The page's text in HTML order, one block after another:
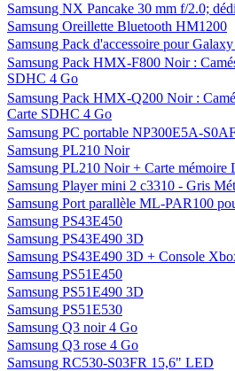
Samsung NX Pancake 30 mm f/2.0;
Samsung Oreillette Bluetooth HM1200
Samsung Pack d'accessoire pour
Samsung Pack HMX-F800 Noir :
SDHC 4 Go
Samsung Pack HMX-Q200 Noir :
Carte SDHC 4 Go
Samsung PC portable NP300E5A-
Samsung PL210 Noir
Samsung PL210 Noir + Carte
Samsung Player mini 2 c3310 - Gris
Samsung Port parallèle ML-PAR100
Samsung PS43E450
Samsung PS43E490 3D
Samsung PS43E490 3D + Console
Samsung PS51E450
Samsung PS51E490 3D
Samsung PS51E530
Samsung Q3 noir 4 Go
Samsung Q3 rose 4 Go
Samsung RC530-S03FR 15,6" LED